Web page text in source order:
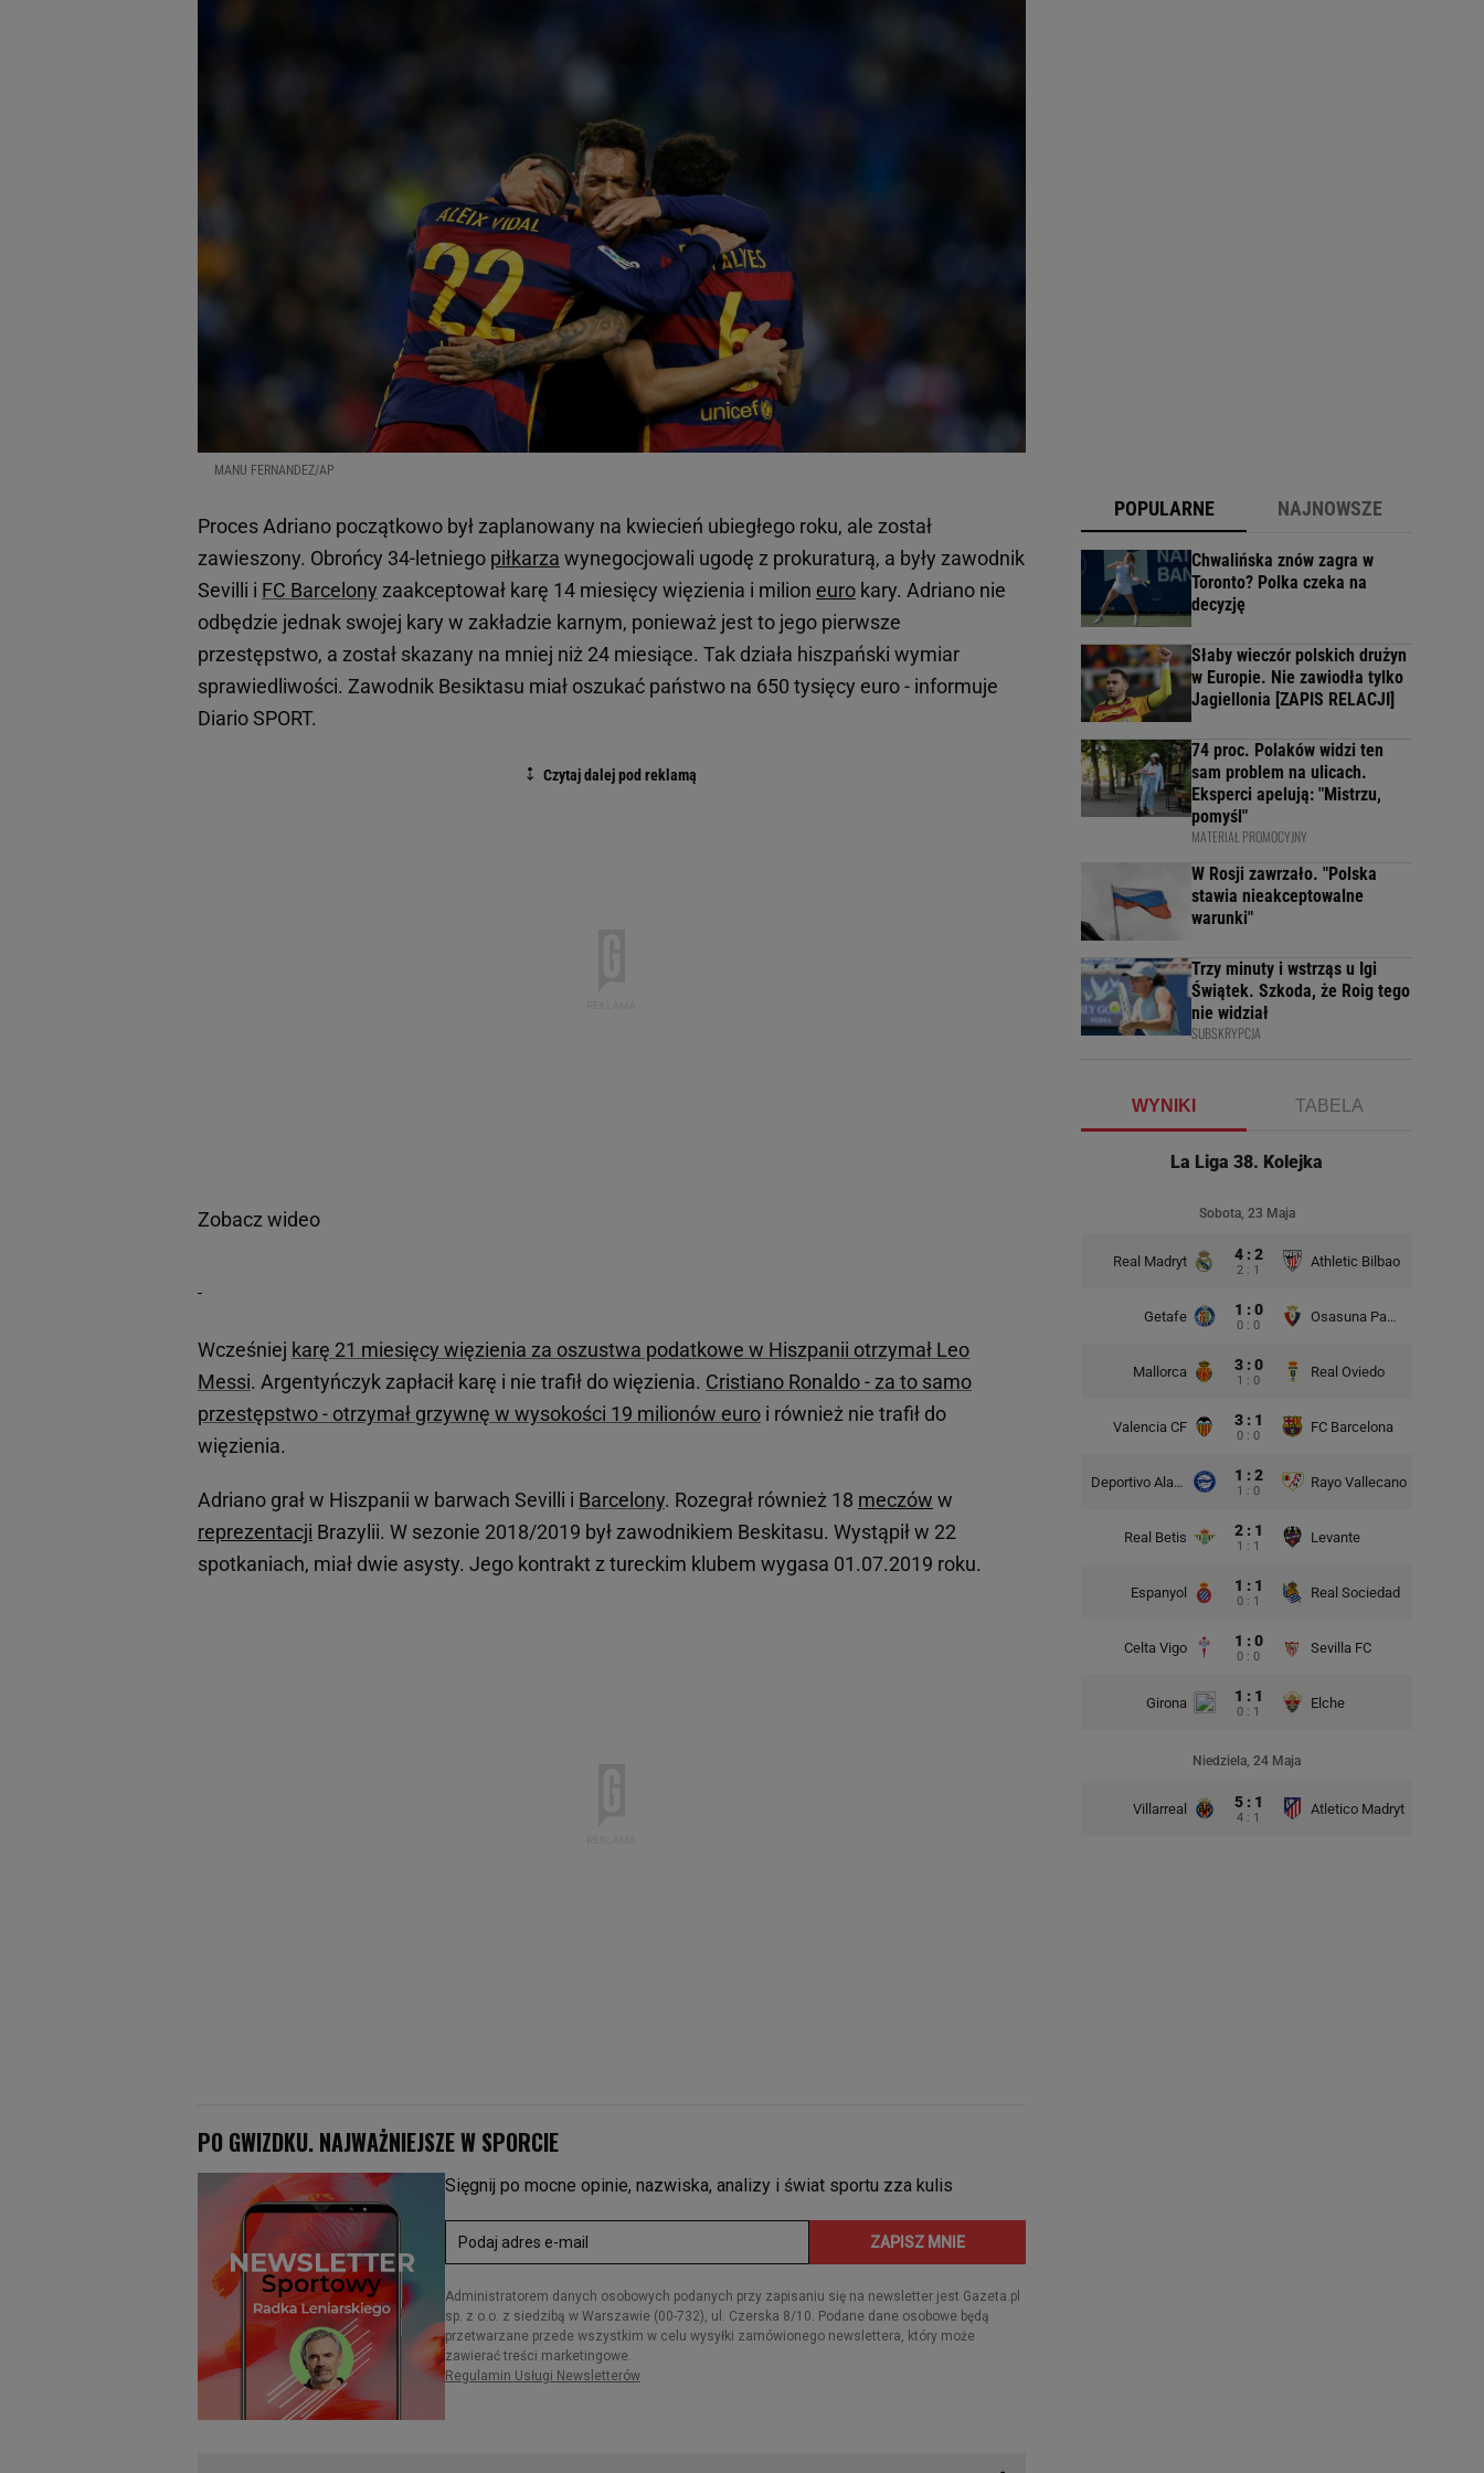
MANU FERNANDEZ/AP
Proces Adriano początkowo był zaplanowany na kwiecień ubiegłego roku, ale został
zawieszony. Obrońcy 34-letniego piłkarza wynegocjowali ugodę z prokuraturą, a były zawodnik
Sevilli i FC Barcelony zaakceptował karę 14 miesięcy więzienia i milion euro kary. Adriano nie
odbędzie jednak swojej kary w zakładzie karnym, ponieważ jest to jego pierwsze
przestępstwo, a został skazany na mniej niż 24 miesiące. Tak działa hiszpański wymiar
sprawiedliwości. Zawodnik Besiktasu miał oszukać państwo na 650 tysięcy euro - informuje
Diario SPORT.
Zobacz wideo
Wcześniej karę 21 miesięcy więzienia za oszustwa podatkowe w Hiszpanii otrzymał Leo
Messi. Argentyńczyk zapłacił karę i nie trafił do więzienia. Cristiano Ronaldo - za to samo
przestępstwo - otrzymał grzywnę w wysokości 19 milionów euro i również nie trafił do
więzienia.
Adriano grał w Hiszpanii w barwach Sevilli i Barcelony. Rozegrał również 18 meczów w
reprezentacji Brazylii. W sezonie 2018/2019 był zawodnikiem Beskitasu. Wystąpił w 22
spotkaniach, miał dwie asysty. Jego kontrakt z tureckim klubem wygasa 01.07.2019 roku.
POPULARNE NAJNOWSZE
Chwalińska znów zagra w
Toronto? Polka czeka na
decyzję
Słaby wieczór polskich drużyn
w Europie. Nie zawiodła tylko
Jagiellonia [ZAPIS RELACJI]
74 proc. Polaków widzi ten
sam problem na ulicach.
Eksperci apelują: "Mistrzu,
pomyśl"
MATERIAŁ PROMOCYJNY
W Rosji zawrzało. "Polska
stawia nieakceptowalne
warunki"
Trzy minuty i wstrząs u Igi
Świątek. Szkoda, że Roig tego
nie widział
SUBSKRYPCJA
WYNIKI TABELA
La Liga 38. Kolejka
Sobota, 23 Maja
Real Madryt 4 : 2
2 : 1
Athletic Bilbao
Getafe 1 : 0
0 : 0
Osasuna Pampeluna
Mallorca 3 : 0
1 : 0
Real Oviedo
Valencia CF 3 : 1
0 : 0
FC Barcelona
Deportivo Alaves 1 : 2
1 : 0
Rayo Vallecano
Real Betis 2 : 1
1 : 1
Levante
Espanyol 1 : 1
0 : 1
Real Sociedad
Celta Vigo 1 : 0
0 : 0
Sevilla FC
Girona 1 : 1
0 : 1
Elche
Niedziela, 24 Maja
Villarreal 5 : 1
4 : 1
Atletico Madryt